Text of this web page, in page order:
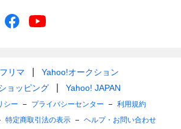
リマ
Yahoo!オークション
ョッピング
Yahoo! JAPAN
シー プライバシーセンター
利用規約
特定商取引法の表示 ヘルプ・お問い合わせ